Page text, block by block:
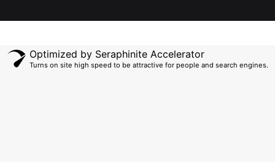
Optimized by Seraphinite Accelerator
Turns on site high speed to be attractive for people and search engines.